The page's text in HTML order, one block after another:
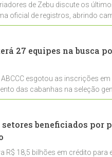
de Zebu discute os
oficial de registros, abrindo
27 equipes na busca
esgotou as inscrições em
das cabanhas na seleção
beneficiados por
R$ 18,5 bilhões em crédito para